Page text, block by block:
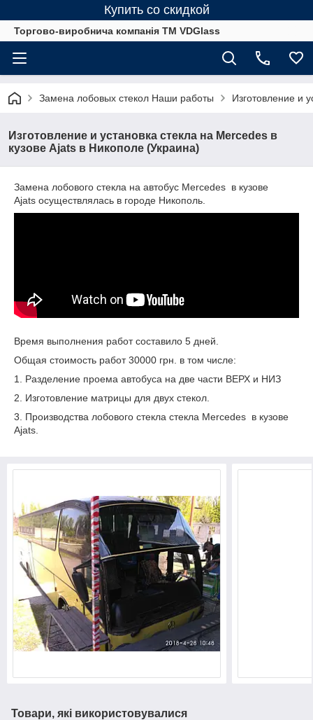
Купить со скидкой
Торгово-виробнича компанія ТМ VDGlass
Замена лобовых стекол Наши работы Изготовление и
Изготовление и установка стекла на Mercedes в
кузове Ajats в Никополе (Украина)
Замена лобового стекла на автобус Mercedes в кузове
Ajats осуществлялась в городе Никополь.
Время выполнения работ составило 5 дней.
Общая стоимость работ 30000 грн. в том числе:
1. Разделение проема автобуса на две части ВЕРХ и НИЗ
2. Изготовление матрицы для двух стекол.
3. Производства лобового стекла стекла Mercedes в кузове
Ajats.
Товари, які використовувалися